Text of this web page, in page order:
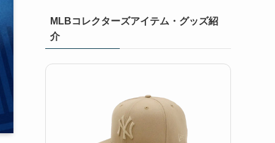
MLBコレクターズアイテム・グッズ紹
介